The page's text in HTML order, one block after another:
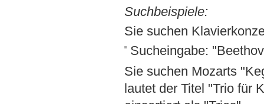
Suchbeispiele:
Sie suchen
Sucheingabe:
Sie suchen Mozarts
lautet der Titel "Trio für